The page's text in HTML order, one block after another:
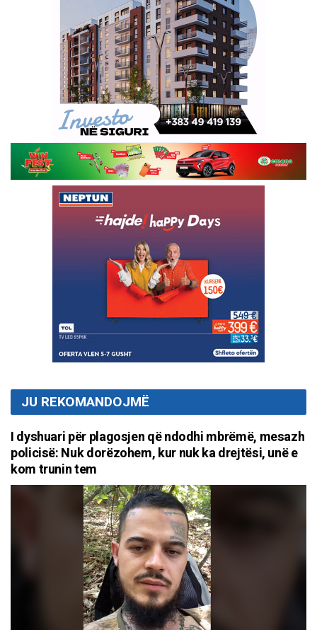
JU REKOMANDOJMË
I dyshuari për plagosjen që ndodhi mbrëmë, mesazh
policisë: Nuk dorëzohem, kur nuk ka drejtësi, unë e
kom trunin tem